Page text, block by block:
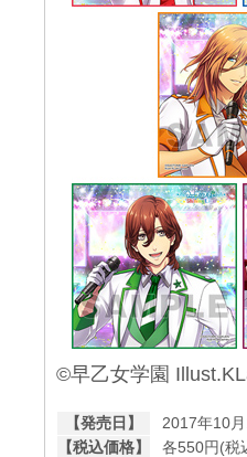
©早乙女学園
【発売日】
2017年10
【税込価格】
各550円(税